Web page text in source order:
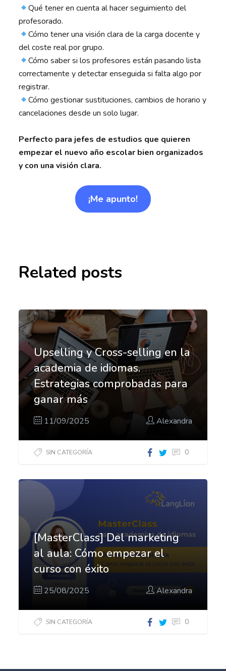
Qué tener en cuenta al hacer seguimiento del
profesorado.
Cómo tener una visión clara de la carga docente y
del coste real por grupo.
Cómo saber si los profesores están pasando lista
correctamente y detectar enseguida si falta algo por
registrar.
Cómo gestionar sustituciones, cambios de horario y
cancelaciones desde un solo lugar.
Perfecto para jefes de estudios que quieren
empezar el nuevo año escolar bien organizados
y con una visión clara.
¡Me apunto!
Related posts
Upselling y Cross-selling en la
academia de idiomas.
Estrategias comprobadas para
ganar más
11/09/2025 Alexandra
SIN CATEGORÍA 0
[MasterClass] Del marketing
al aula: Cómo empezar el
curso con éxito
25/08/2025 Alexandra
SIN CATEGORÍA 0